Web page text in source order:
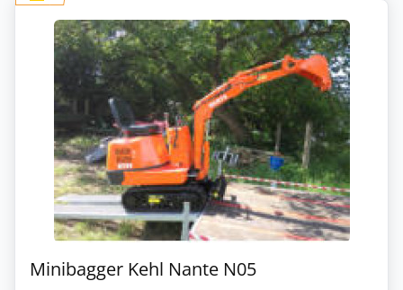
Minibagger Kehl Nante N05